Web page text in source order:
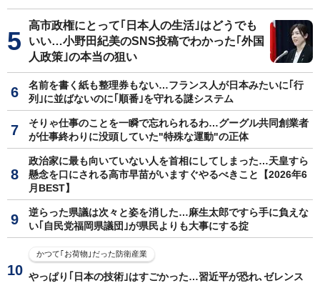
高市政権にとって｢日本人の生活｣はどうでも
いい…小野田紀美のSNS投稿でわかった｢外国
人政策｣の本当の狙い
名前を書く紙も整理券もない…フランス人が日本みたいに｢行
列｣に並ばないのに｢順番｣を守れる謎システム
そりゃ仕事のことを一瞬で忘れられるわ…グーグル共同創業者
が仕事終わりに没頭していた"特殊な運動"の正体
政治家に最も向いていない人を首相にしてしまった…天皇すら
懸念を口にされる高市早苗がいますぐやるべきこと【2026年6
月BEST】
逆らった県議は次々と姿を消した…麻生太郎ですら手に負えな
い｢自民党福岡県議団｣が県民よりも大事にする掟
かつて｢お荷物｣だった防衛産業
やっぱり｢日本の技術｣はすごかった…習近平が恐れ､ゼレンス